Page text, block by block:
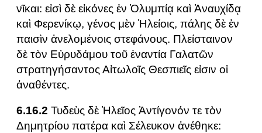
νῖκαι: εἰσὶ δὲ εἰκόνες ἐν Ὀλυμπίᾳ καὶ Ἀναυχίδᾳ
καὶ Φερενίκῳ, γένος μὲν Ἠλείοις, πάλης δὲ ἐν
παισὶν ἀνελομένοις στεφάνους. Πλείσταινον
δὲ τὸν Εὐρυδάμου τοῦ ἐναντία Γαλατῶν
στρατηγήσαντος Αἰτωλοῖς Θεσπιεῖς εἰσιν οἱ
ἀναθέντες.
6.16.2 Τυδεὺς δὲ Ἠλεῖος Ἀντίγονόν τε τὸν
Δημητρίου πατέρα καὶ Σέλευκον ἀνέθηκε: